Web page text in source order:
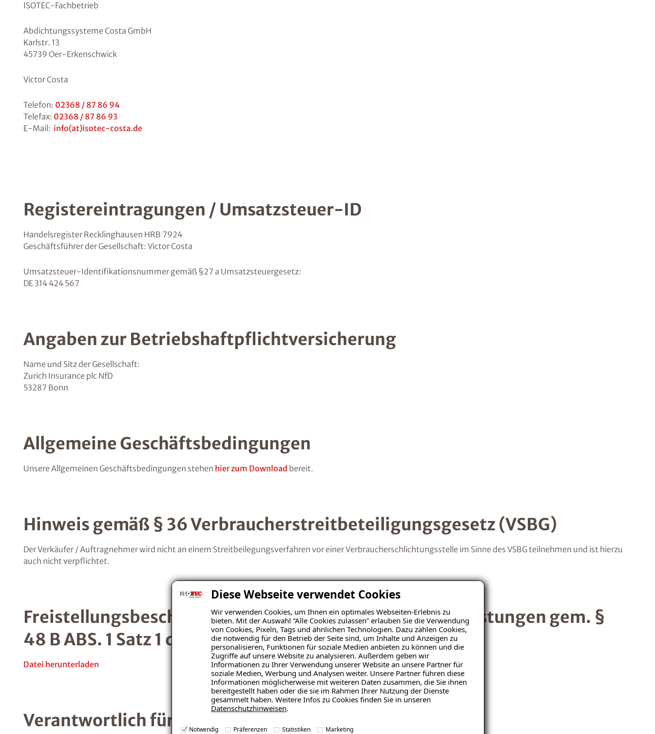
Diese Webseite verwendet Cookies
Wir verwenden Cookies, um Ihnen ein optimales Webseiten-Erlebnis zu
bieten. Mit der Auswahl “Alle Cookies zulassen” erlauben Sie die Verwendung
von Cookies, Pixeln, Tags und ähnlichen Technologien. Dazu zählen Cookies,
die notwendig für den Betrieb der Seite sind, um Inhalte und Anzeigen zu
personalisieren, Funktionen für soziale Medien anbieten zu können und die
Zugriffe auf unsere Website zu analysieren. Außerdem geben wir
Informationen zu Ihrer Verwendung unserer Website an unsere Partner für
soziale Medien, Werbung und Analysen weiter. Unsere Partner führen diese
Informationen möglicherweise mit weiteren Daten zusammen, die Sie ihnen
bereitgestellt haben oder die sie im Rahmen Ihrer Nutzung der Dienste
gesammelt haben. Weitere Infos zu Cookies finden Sie in unseren
Datenschutzhinweisen.
Notwendig Präferenzen Statistiken Marketing
ISOTEC-Fachbetrieb
Abdichtungssysteme Costa GmbH
Karlstr. 13
45739 Oer-Erkenschwick
Victor Costa
Telefon: 02368 / 87 86 94
Telefax: 02368 / 87 86 93
E-Mail: info(at)isotec-costa.de
Registereintragungen / Umsatzsteuer-ID
Handelsregister Recklinghausen HRB 7924
Geschäftsführer der Gesellschaft: Victor Costa
Umsatzsteuer-Identifikationsnummer gemäß §27 a Umsatzsteuergesetz:
DE 314 424 567
Angaben zur Betriebshaftpflichtversicherung
Name und Sitz der Gesellschaft:
Zurich Insurance plc NfD
53287 Bonn
Allgemeine Geschäftsbedingungen
Unsere Allgemeinen Geschäftsbedingungen stehen hier zum Download bereit.
Hinweis gemäß § 36 Verbraucherstreitbeteiligungsgesetz (VSBG)
Der Verkäufer / Auftragnehmer wird nicht an einem Streitbeilegungsverfahren vor einer Verbraucherschlichtungsstelle im Sinne des VSBG teilnehmen und ist hierzu
auch nicht verpflichtet.
Freistellungsbescheinigung zum Steuerabzug bei Bauleistungen gem. §
48 B ABS. 1 Satz 1 des Einkommensteuergesetzes
Datei herunterladen
Verantwortlich für den Inhalt nach § 55 ABS. 2 RSTV